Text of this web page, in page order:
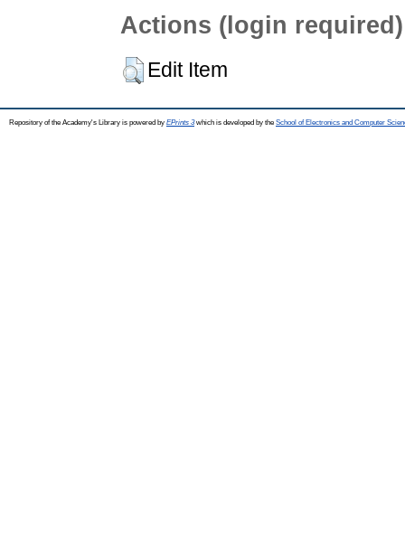
Actions (login required)
Edit Item
Repository of the Academy's Library is powered by EPrints 3which is developed by the School of Electronics and Computer